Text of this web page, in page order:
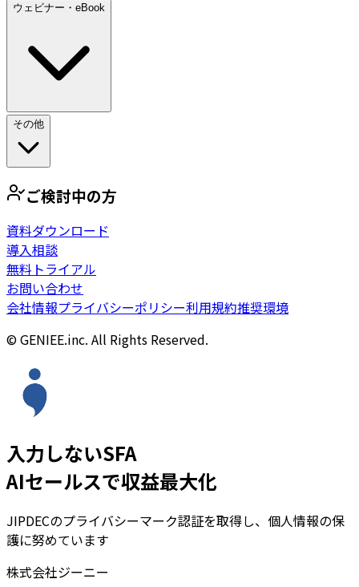
ウェビナー・eBook
その他
ご検討中の方
資料ダウンロード
導入相談
無料トライアル
お問い合わせ
会社情報プライバシーポリシー利用規約推奨環境
© GENIEE.inc. All Rights Reserved.
入力しないSFA
AIセールスで収益最大化
JIPDECのプライバシーマーク認証を取得し、個人情報の保
護に努めています
株式会社ジーニー